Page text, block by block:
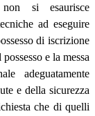
si esaurisce
ad eseguire
di iscrizione
e la messa
adeguatamente
e della sicurezza
che di quelli